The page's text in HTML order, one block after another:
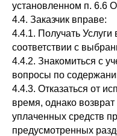
установленном п. 6.6
4.4. Заказчик вправе:
4.4.1. Получать
соответствии с
4.4.2. Знакомиться с
вопросы по
4.4.3. Отказаться от
время, однако возврат
уплаченных средств
предусмотренных